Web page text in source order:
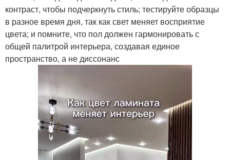
контраст, чтобы подчеркнуть стиль; тестируйте образцы
в разное время дня, так как свет меняет восприятие
цвета; и помните, что пол должен гармонировать с
общей палитрой интерьера, создавая единое
пространство, а не диссонанс